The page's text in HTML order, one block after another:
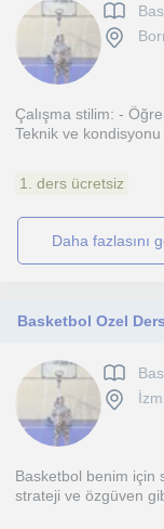
Çalışma stilim: -
Teknik ve
1. ders ücretsiz
daha fazlasını
Basketbol Ozel
Basketbol benim için
strateji ve özgüven